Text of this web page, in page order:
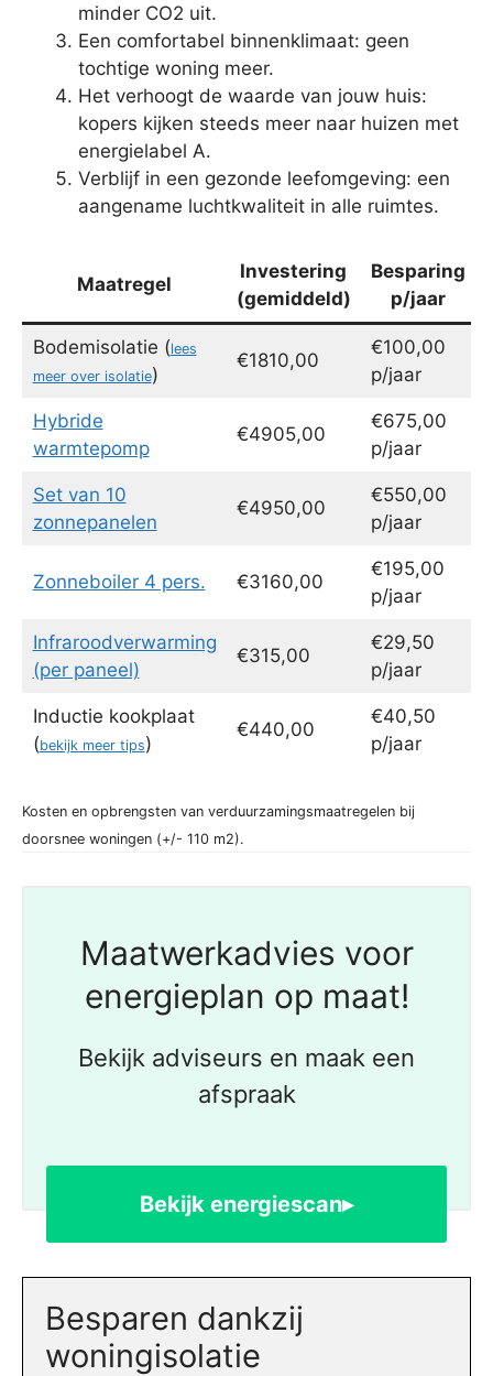
minder CO2 uit.
Een comfortabel binnenklimaat: geen
tochtige woning meer.
Het verhoogt de waarde van jouw huis:
kopers kijken steeds meer naar huizen met
energielabel A.
Verblijf in een gezonde leefomgeving: een
aangename luchtkwaliteit in alle ruimtes.
Maatregel
Investering
(gemiddeld)
Besparing
p/jaar
Bodemisolatie (lees
meer over isolatie)
€1810,00
€100,00
p/jaar
Hybride
warmtepomp
€4905,00
€675,00
p/jaar
Set van 10
zonnepanelen
€4950,00
€550,00
p/jaar
Zonneboiler 4 pers. €3160,00
€195,00
p/jaar
Infraroodverwarming
(per paneel)
€315,00
€29,50
p/jaar
Inductie kookplaat
(bekijk meer tips)
€440,00
€40,50
p/jaar
Kosten en opbrengsten van verduurzamingsmaatregelen bij
doorsnee woningen (+/- 110 m2).
Maatwerkadvies voor
energieplan op maat!
Bekijk adviseurs en maak een
afspraak
Bekijk energiescan▸
Besparen dankzij
woningisolatie